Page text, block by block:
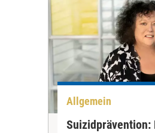
Allgemein
Suizidprävention: